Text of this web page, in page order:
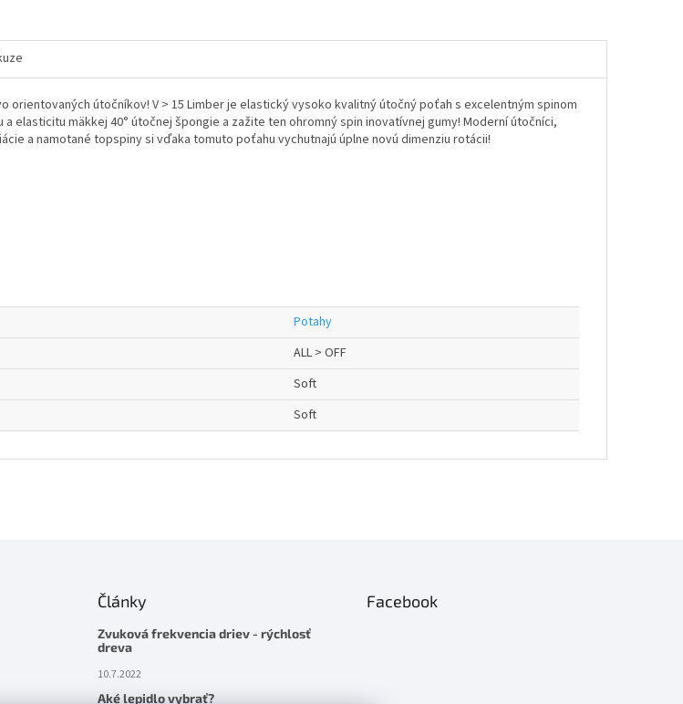
orientovaných útočníkov! V > 15 Limber je elastický vysoko kvalitný útočný poťah s excelentným spinom
elasticitu mäkkej 40° útočnej špongie a zažite ten ohromný spin inovatívnej gumy! Moderní útočníci,
a namotané topspiny si vďaka tomuto poťahu vychutnajú úplne novú dimenziu rotácii!
Potahy
ALL > OFF
Soft
Soft
Články
Zvuková frekvencia driev - rýchlosť
dreva
10.7.2022
Aké lepidlo vybrať?
Facebook